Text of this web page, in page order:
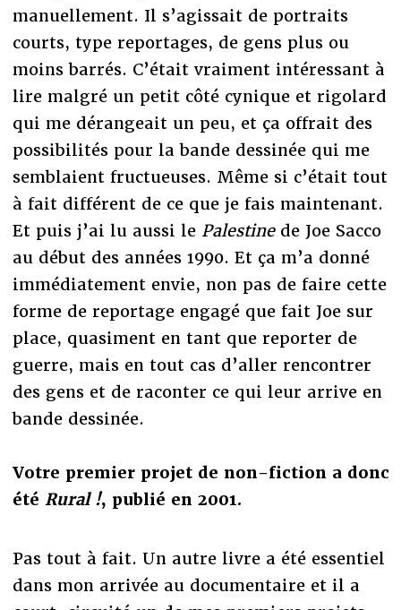
manuellement. Il s’agissait de portraits
courts, type reportages, de gens plus ou
moins barrés. C’était vraiment intéressant à
lire malgré un petit côté cynique et rigolard
qui me dérangeait un peu, et ça offrait des
possibilités pour la bande dessinée qui me
semblaient fructueuses. Même si c’était tout
à fait différent de ce que je fais maintenant.
Et puis j’ai lu aussi le Palestinede Joe Sacco
au début des années 1990. Et ça m’a donné
immédiatement envie, non pas de faire cette
forme de reportage engagé que fait Joe sur
place, quasiment en tant que reporter de
guerre, mais en tout cas d’aller rencontrer
des gens et de raconter ce qui leur arrive en
bande dessinée.
Votre premier projet de non-fiction a donc
été Rural !, publié en 2001.
Pas tout à fait. Un autre livre a été essentiel
dans mon arrivée au documentaire et il a